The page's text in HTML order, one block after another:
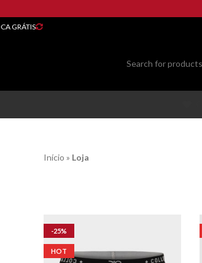
GRÁTIS
Início » Loja
-25%
HOT